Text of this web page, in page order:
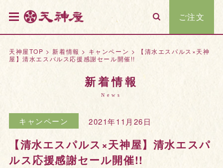
ご注文
天神屋TOP >新着情報 > キャンペーン >
【清水エスパルス×天神
屋】清水エスパルス応援感謝セール開催!!
新着情報
News
キャンペーン 2021年11月26日
【清水エスパルス×天神屋】清水エスパ
ルス応援感謝セール開催!!